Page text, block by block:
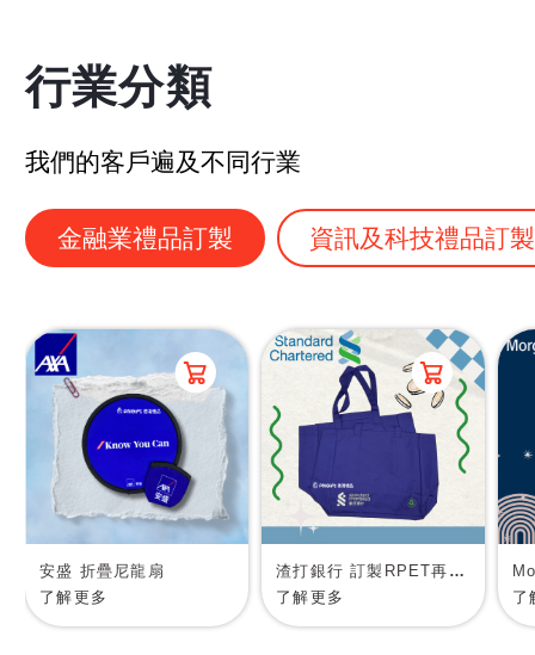
行業分類
我們的客戶遍及不同行業
金融業禮品訂製 資訊及科技禮品訂製
安盛 折疊尼龍扇
了解更多
渣打銀行 訂製RPET再生物料環保袋
了解更多
了